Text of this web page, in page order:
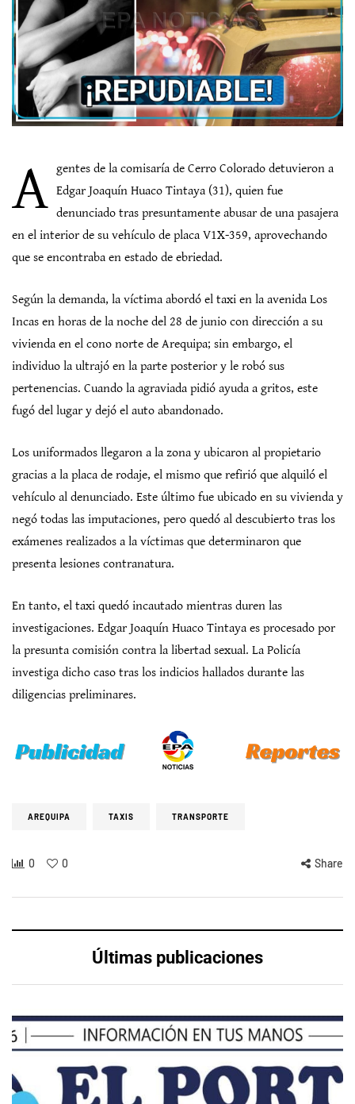
A gentes de la comisaría de Cerro Colorado detuvieron a
Edgar Joaquín Huaco Tintaya (31), quien fue
denunciado tras presuntamente abusar de una pasajera
en el interior de su vehículo de placa V1X-359, aprovechando
que se encontraba en estado de ebriedad.
Según la demanda, la víctima abordó el taxi en la avenida Los
Incas en horas de la noche del 28 de junio con dirección a su
vivienda en el cono norte de Arequipa; sin embargo, el
individuo la ultrajó en la parte posterior y le robó sus
pertenencias. Cuando la agraviada pidió ayuda a gritos, este
fugó del lugar y dejó el auto abandonado.
Los uniformados llegaron a la zona y ubicaron al propietario
gracias a la placa de rodaje, el mismo que refirió que alquiló el
vehículo al denunciado. Este último fue ubicado en su vivienda y
negó todas las imputaciones, pero quedó al descubierto tras los
exámenes realizados a la víctimas que determinaron que
presenta lesiones contranatura.
En tanto, el taxi quedó incautado mientras duren las
investigaciones. Edgar Joaquín Huaco Tintaya es procesado por
la presunta comisión contra la libertad sexual. La Policía
investiga dicho caso tras los indicios hallados durante las
diligencias preliminares.
AREQUIPA TAXIS TRANSPORTE
0 0 Share
Últimas publicaciones